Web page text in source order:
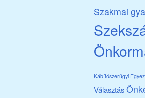
Szakmai
Kábítószerügyi
Választás